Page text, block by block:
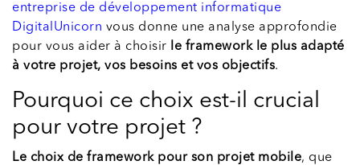
entreprise de développement informatique
DigitalUnicorn vous donne une analyse approfondie
pour vous aider à choisir
le framework le plus adapté
à votre projet, vos besoins et vos objectifs.
Pourquoi ce choix est-il crucial
pour votre projet ?
Le choix de framework pour son projet mobile, que